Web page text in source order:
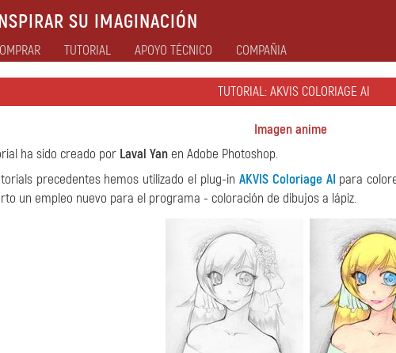
SU IMAGINACIÓN
TUTORIAL APOYO TÉCNICO COMPAÑIA
TUTORIAL: AKVIS COLORIAGE AI
Imagen anime
ha sido creado por Laval Yan en Adobe Photoshop.
precedentes hemos utilizado el plug-in AKVIS Coloriage AI para
un empleo nuevo para el programa - coloración de dibujos a lápiz.